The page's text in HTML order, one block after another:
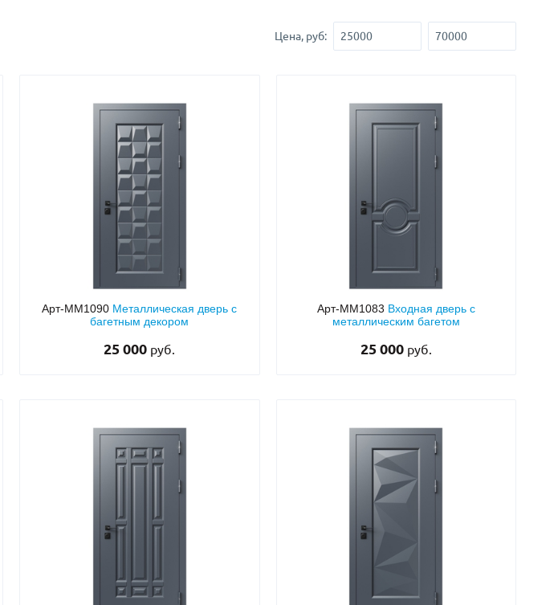
(11)
В современном стиле (183)
Двустворчатые (42)
4-го класса защиты(499)
Цена, руб:
Арт-ММ1090 Металлическая дверь с
багетным декором
25 000 руб.
Арт-ММ1083 Входная дверь с
металлическим багетом
25 000 руб.